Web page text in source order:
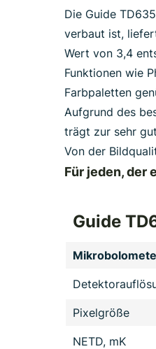
Die Guide
verbaut ist,
Wert von 3,4
Funktionen wie
Farbpaletten
Aufgrund des
trägt zur sehr
Von der
Für jeden, der
Guide
Pixelgröße
NETD, mK